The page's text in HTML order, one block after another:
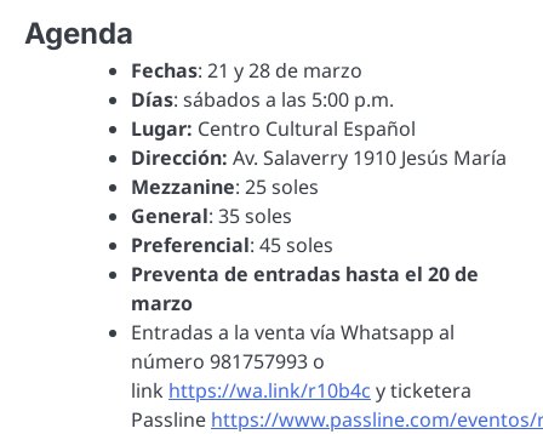
Agenda
Fechas: 21 y 28 de marzo
Días: sábados a las 5:00 p.m.
Lugar: Centro Cultural Español
Dirección: Av. Salaverry 1910 Jesús María
Mezzanine: 25 soles
General: 35 soles
Preferencial: 45 soles
Preventa de entradas hasta el 20 de
marzo
Entradas a la venta vía Whatsapp al
número 981757993 o
link https://wa.link/r10b4c y ticketera
Passline https://www.passline.com/